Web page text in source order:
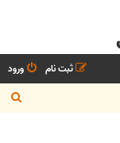
ورود
ثبت نام
س